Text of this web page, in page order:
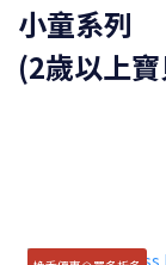
小童系列
(2歲以上